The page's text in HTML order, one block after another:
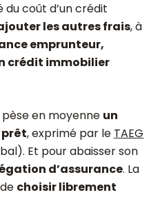
coût d’un crédit
les autres frais, à
emprunteur,
crédit immobilier
en moyenne un
prêt, exprimé par le TAEG
Et pour abaisser son
d’assurance. La
choisir librement